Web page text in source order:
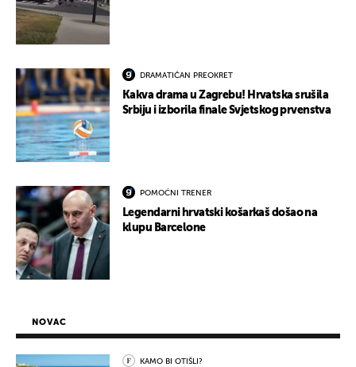
DRAMATIČAN PREOKRET
Kakva drama u Zagrebu! Hrvatska srušila
Srbiju i izborila finale Svjetskog prvenstva
POMOĆNI TRENER
Legendarni hrvatski košarkaš došao na
klupu Barcelone
NOVAC
KAMO BI OTIŠLI?